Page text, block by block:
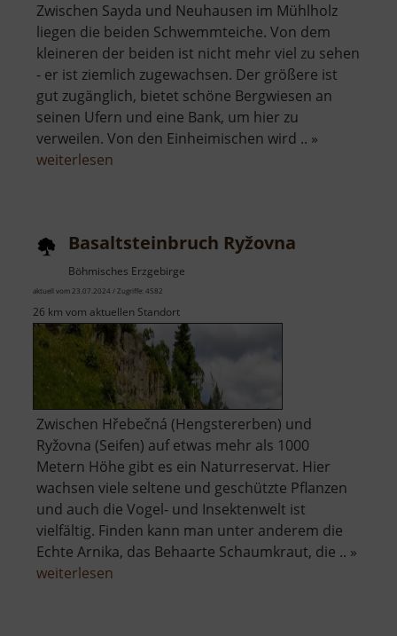
Zwischen Sayda und Neuhausen im Mühlholz
liegen die beiden Schwemmteiche. Von dem
kleineren der beiden ist nicht mehr viel zu sehen
- er ist ziemlich zugewachsen. Der größere ist
gut zugänglich, bietet schöne Bergwiesen an
seinen Ufern und eine Bank, um hier zu
verweilen. Von den Einheimischen wird .. »
weiterlesen
Basaltsteinbruch Ryžovna
Böhmisches Erzgebirge
aktuell vom 23.07.2024 / Zugriffe: 4582
26 km vom aktuellen Standort
Zwischen Hřebečná (Hengstererben) und
Ryžovna (Seifen) auf etwas mehr als 1000
Metern Höhe gibt es ein Naturreservat. Hier
wachsen viele seltene und geschützte Pflanzen
und auch die Vogel- und Insektenwelt ist
vielfältig. Finden kann man unter anderem die
Echte Arnika, das Behaarte Schaumkraut, die .. »
weiterlesen